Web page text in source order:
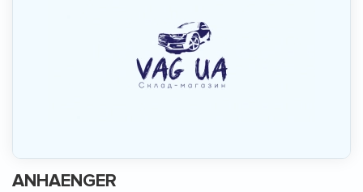
ANHAENGER